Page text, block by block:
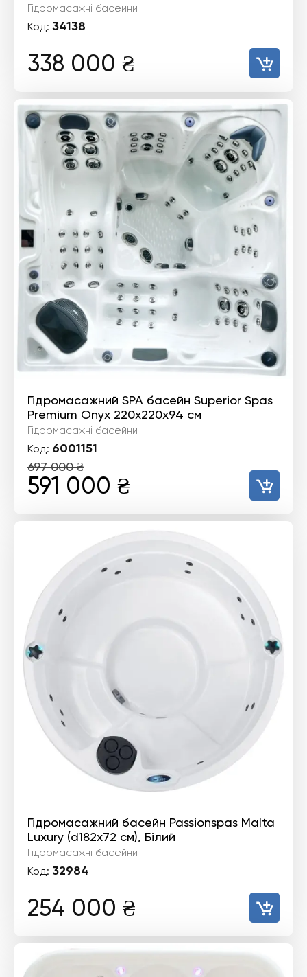
Гідромасажні басейни
Код: 34138
338 000 ₴
Гідромасажний SPA басейн Superior Spas
Premium Onyx 220x220x94 см
Гідромасажні басейни
Код: 6001151
697 000₴
Оригінальна
ціна:
000 ₴.
591 000 ₴
ціна:
591
000 ₴.
Гідромасажний басейн Passionspas Malta
Luxury (d182x72 см), Білий
Гідромасажні басейни
Код: 32984
254 000 ₴